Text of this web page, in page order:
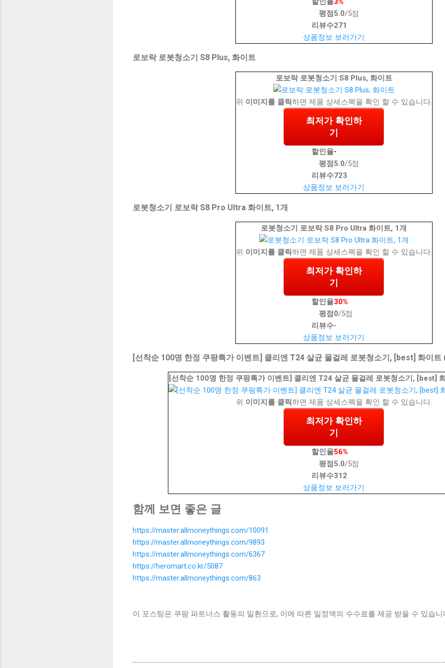
평점 5.0/5점
리뷰수271
상품정보 보러가기
로보락 로봇청소기 S8 Plus, 화이트
로보락 로봇청소기 S8 Plus, 화이트
위 이미지를 클릭하면 제품 상세스펙을 확인 할 수 있습니다.
최저가 확인하
기
할인율-
평점 5.0/5점
리뷰수723
상품정보 보러가기
로봇청소기 로보락 S8 Pro Ultra 화이트, 1개
로봇청소기 로보락 S8 Pro Ultra 화이트, 1개
위 이미지를 클릭하면 제품 상세스펙을 확인 할 수 있습니다.
최저가 확인하
기
할인율30%
평점 0/5점
리뷰수-
상품정보 보러가기
[선착순 100명 한정 쿠팡특가 이벤트] 클리엔 T24 살균 물걸레 로봇청소기, [best] 화이트
[선착순 100명 한정 쿠팡특가 이벤트] 클리엔 T24 살균 물걸레 로봇청소기, [best]
위 이미지를 클릭하면 제품 상세스펙을 확인 할 수 있습니다.
최저가 확인하
기
할인율56%
평점 5.0/5점
리뷰수312
상품정보 보러가기
함께 보면 좋은 글
https://master.allmoneythings.com/10091
https://master.allmoneythings.com/9893
https://master.allmoneythings.com/6367
https://heromart.co.kr/5087
https://master.allmoneythings.com/863
이 포스팅은 쿠팡 파트너스 활동의 일환으로, 이에 따른 일정액의 수수료를 제공 받을 수 있습니